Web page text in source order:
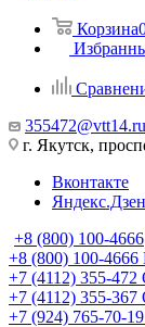
Корзина
355472@vtt14.ru
г. Якутск,
Вконтакте
Яндекс.Дзен
+8 (800) 100-4666
+8 (800) 100-4666
+7 (4112) 355-472
+7 (4112) 355-367
+7 (924) 765-70-19